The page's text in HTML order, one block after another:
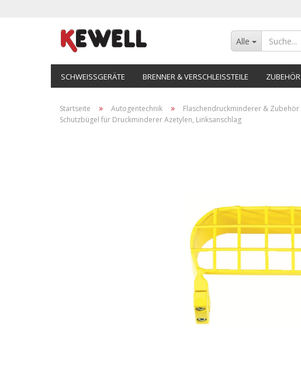
Alle
SCHWEISSGERÄTE BRENNER & VERSCHLEISSTEILE ZUBEHÖR
Startseite » Autogentechnik » Flaschendruckminderer & Zubehör
Schutzbügel für Druckminderer Azetylen, Linksanschlag